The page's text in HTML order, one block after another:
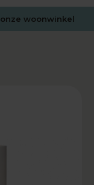
woonwinkel